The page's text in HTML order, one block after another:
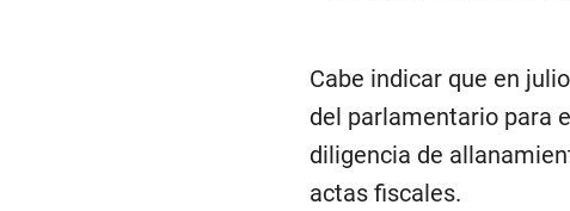
Cabe indicar que en
del parlamentario para
diligencia de
actas fiscales.